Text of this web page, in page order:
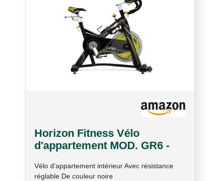
Horizon Fitness Vélo
d'appartement MOD. GR6 -
Vélo d'appartement intérieur Avec résistance
réglable De couleur noire